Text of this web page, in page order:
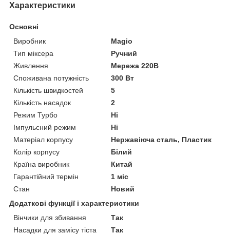
Характеристики
Основні
Виробник
Magio
Тип міксера
Ручний
Живлення
Мережа 220В
Споживана потужність
300 Вт
Кількість швидкостей
5
Кількість насадок
2
Режим Турбо
Ні
Імпульсний режим
Ні
Матеріал корпусу
Нержавіюча сталь, Пластик
Колір корпусу
Білий
Країна виробник
Китай
Гарантійний термін
1 міс
Стан
Новий
Додаткові функції і характеристики
Вінчики для збивання
Так
Насадки для замісу тіста
Так